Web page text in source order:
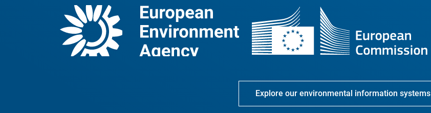
Explore our environmental information systems